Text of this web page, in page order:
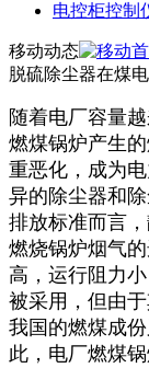
电控柜控制
移动动态
脱硫除尘器在煤
随着电厂容量
燃煤锅炉产生
重恶化，成为
异的除尘器和
排放标准而言
燃烧锅炉烟气
高，运行阻力
被采用，但由
我国的燃煤成
此，电厂燃煤